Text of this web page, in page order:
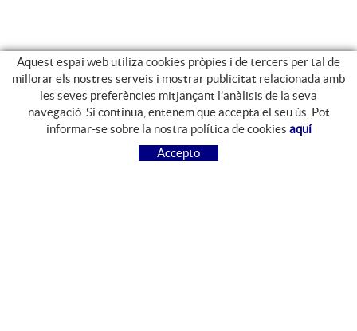
GUIA DE COMPRA
COM COMPRAR
PREGUNTES FREQÜENTS
Aquest espai web utiliza cookies pròpies i de tercers per tal de
millorar els nostres serveis i mostrar publicitat relacionada amb
les seves preferències mitjançant l'anàlisis de la seva
navegació. Si continua, entenem que accepta el seu ús. Pot
informar-se sobre la nostra política de cookies aquí
Accepto